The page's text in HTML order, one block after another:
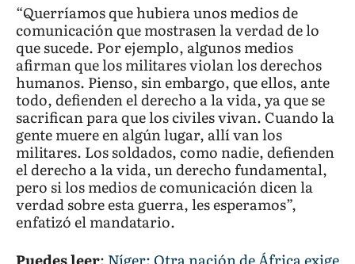
“Querríamos que hubiera unos medios de
comunicación que mostrasen la verdad de lo
que sucede. Por ejemplo, algunos medios
afirman que los militares violan los derechos
humanos. Pienso, sin embargo, que ellos, ante
todo, defienden el derecho a la vida, ya que se
sacrifican para que los civiles vivan. Cuando la
gente muere en algún lugar, allí van los
militares. Los soldados, como nadie, defienden
el derecho a la vida, un derecho fundamental,
pero si los medios de comunicación dicen la
verdad sobre esta guerra, les esperamos”,
enfatizó el mandatario.
Puedes leer: Níger: Otra nación de África exige